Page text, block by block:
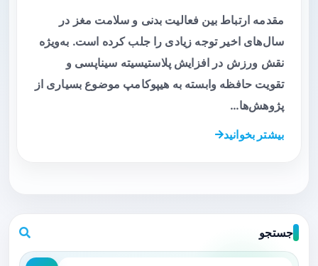
مقدمه ارتباط بین فعالیت بدنی و سلامت مغز در
سال‌های اخیر توجه زیادی را جلب کرده است. به‌ویژه
نقش ورزش در افزایش پلاستیسیته سیناپسی و
تقویت حافظه‌ وابسته به هیپوکامپ موضوع بسیاری از
پژوهش‌ها…
بیشتر بخوانید
جستجو